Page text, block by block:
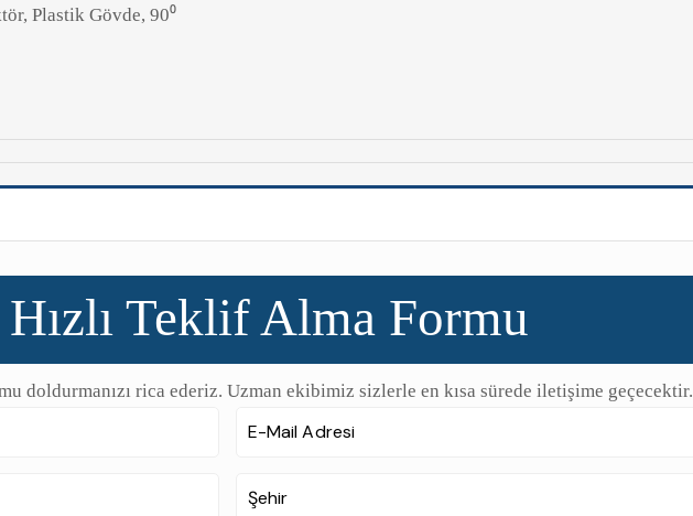
Plastik Gövde, 90⁰
Hızlı Teklif Alma Formu
doldurmanızı rica ederiz. Uzman ekibimiz sizlerle en kısa sürede iletişime geçecektir.